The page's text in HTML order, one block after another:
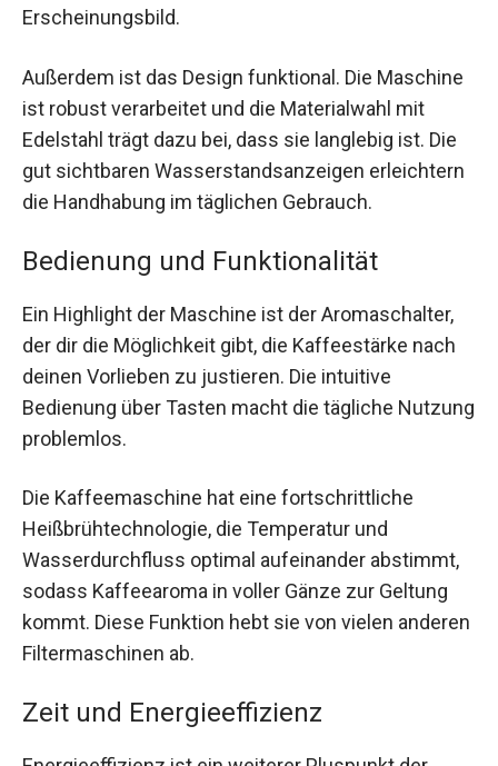
Erscheinungsbild.
Außerdem ist das Design funktional. Die Maschine
ist robust verarbeitet und die Materialwahl mit
Edelstahl trägt dazu bei, dass sie langlebig ist. Die
gut sichtbaren Wasserstandsanzeigen erleichtern
die Handhabung im täglichen Gebrauch.
Bedienung und Funktionalität
Ein Highlight der Maschine ist der Aromaschalter,
der dir die Möglichkeit gibt, die Kaffeestärke nach
deinen Vorlieben zu justieren. Die intuitive
Bedienung über Tasten macht die tägliche Nutzung
problemlos.
Die Kaffeemaschine hat eine fortschrittliche
Heißbrühtechnologie, die Temperatur und
Wasserdurchfluss optimal aufeinander abstimmt,
sodass Kaffeearoma in voller Gänze zur Geltung
kommt. Diese Funktion hebt sie von vielen anderen
Filtermaschinen ab.
Zeit und Energieeffizienz